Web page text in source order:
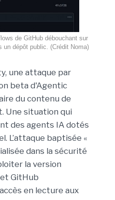
de GitHub débouchant sur
un dépôt public. (Crédit Noma)
une attaque par
beta d'Agentic
du contenu de
Une situation qui
des agents IA dotés
L’attaque baptisée «
dans la sécurité
la version
GitHub
en lecture aux